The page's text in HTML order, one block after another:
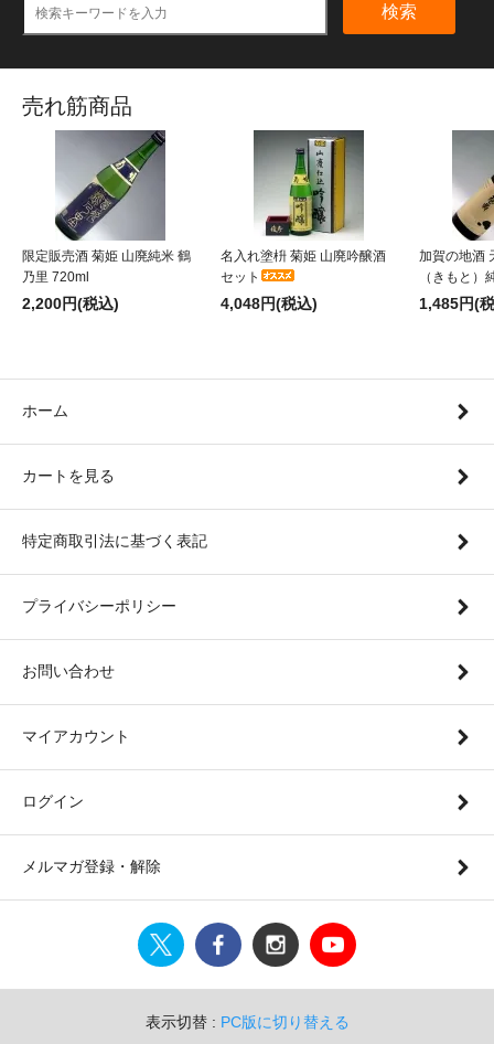
検索
売れ筋商品
限定販売酒 菊姫 山廃純米 鶴
乃里 720ml
2,200円(税込)
名入れ塗枡 菊姫 山廃吟醸酒
セット
4,048円(税込)
加賀の地酒
（きもと）
1,485円(
ホーム
カートを見る
特定商取引法に基づく表記
プライバシーポリシー
お問い合わせ
マイアカウント
ログイン
メルマガ登録・解除
表示切替 : PC版に切り替える